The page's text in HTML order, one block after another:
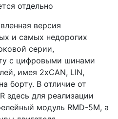
отдельно
версия
и самых недорогих
серии,
с цифровыми шинами
имея 2хCAN, LIN,
борту. В отличие от
здесь для реализации
модуль RMD-5M, а